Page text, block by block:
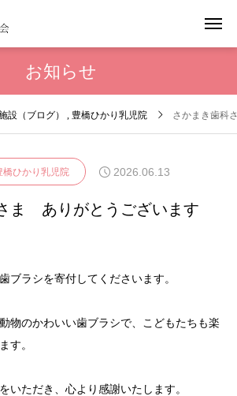
お知らせ
設（ブログ） 豊橋ひかり乳児院 さかまき歯科
橋ひかり乳児院 2026.06.13
ま ありがとうございます
ブラシを寄付してくださいます。
物のかわいい歯ブラシで、こどもたちも楽
す。
いただき、心より感謝いたします。